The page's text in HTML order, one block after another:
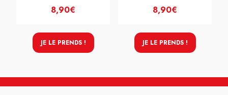
8,90€
JE LE PRENDS !
8,90€
JE LE PRENDS !